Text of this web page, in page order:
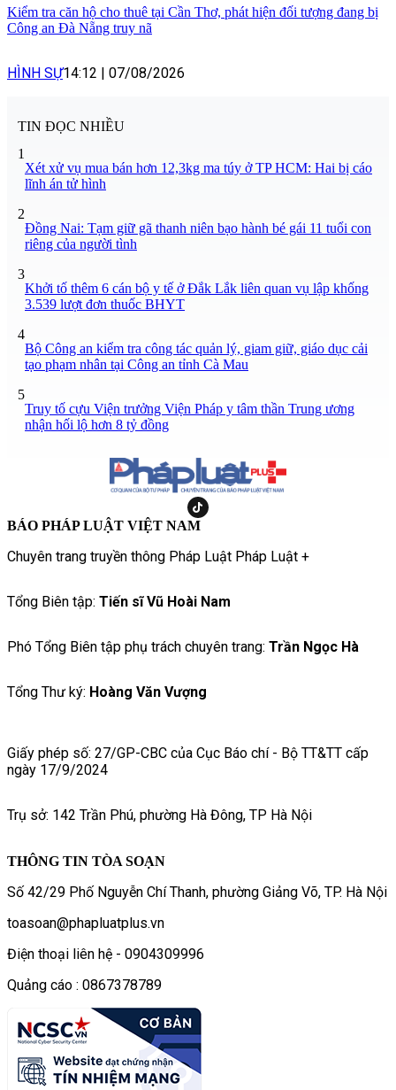
Kiểm tra căn hộ cho thuê tại Cần Thơ, phát hiện đối tượng đang bị
Công an Đà Nẵng truy nã
HÌNH SỰ14:12 | 07/08/2026
TIN ĐỌC NHIỀU
1
Xét xử vụ mua bán hơn 12,3kg ma túy ở TP HCM: Hai bị cáo
lĩnh án tử hình
2
Đồng Nai: Tạm giữ gã thanh niên bạo hành bé gái 11 tuổi con
riêng của người tình
3
Khởi tố thêm 6 cán bộ y tế ở Đắk Lắk liên quan vụ lập khống
3.539 lượt đơn thuốc BHYT
4
Bộ Công an kiểm tra công tác quản lý, giam giữ, giáo dục cải
tạo phạm nhân tại Công an tỉnh Cà Mau
5
Truy tố cựu Viện trưởng Viện Pháp y tâm thần Trung ương
nhận hối lộ hơn 8 tỷ đồng
BÁO PHÁP LUẬT VIỆT NAM
Chuyên trang truyền thông Pháp Luật Pháp Luật +
Tổng Biên tập: Tiến sĩ Vũ Hoài Nam
Phó Tổng Biên tập phụ trách chuyên trang: Trần Ngọc Hà
Tổng Thư ký: Hoàng Văn Vượng
Giấy phép số: 27/GP-CBC của Cục Báo chí - Bộ TT&TT cấp
ngày 17/9/2024
Trụ sở: 142 Trần Phú, phường Hà Đông, TP Hà Nội
THÔNG TIN TÒA SOẠN
Số 42/29 Phố Nguyễn Chí Thanh, phường Giảng Võ, TP. Hà Nội
toasoan@phapluatplus.vn
Điện thoại liên hệ - 0904309996
Quảng cáo : 0867378789